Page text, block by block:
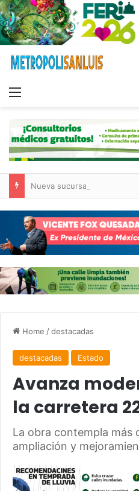
Home /destacadas
destacadas Estado
Avanza
la carretera
La obra contempla más
ampliación y